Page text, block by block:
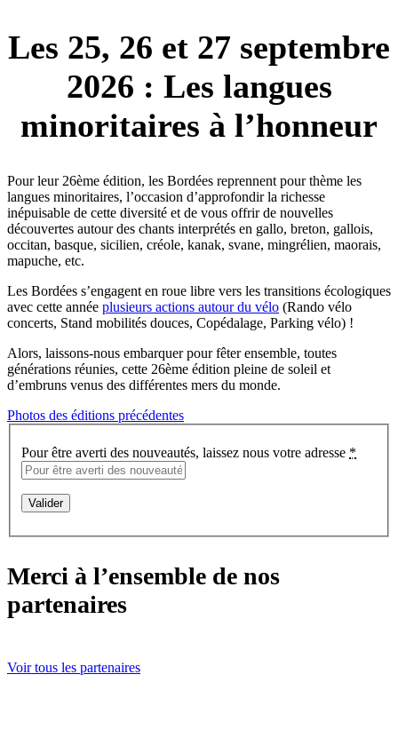
Les 25, 26 et 27 septembre
2026 : Les langues
minoritaires à l’honneur
Pour leur 26ème édition, les Bordées reprennent pour thème les
langues minoritaires, l’occasion d’approfondir la richesse
inépuisable de cette diversité et de vous offrir de nouvelles
découvertes autour des chants interprétés en gallo, breton, gallois,
occitan, basque, sicilien, créole, kanak, svane, mingrélien, maorais,
mapuche, etc.
Les Bordées s’engagent en roue libre vers les transitions écologiques
avec cette année plusieurs actions autour du vélo (Rando vélo
concerts, Stand mobilités douces, Copédalage, Parking vélo) !
Alors, laissons-nous embarquer pour fêter ensemble, toutes
générations réunies, cette 26ème édition pleine de soleil et
d’embruns venus des différentes mers du monde.
Photos des éditions précédentes
Pour être averti des nouveautés, laissez nous votre adresse *
Merci à l’ensemble de nos
partenaires
Voir tous les partenaires